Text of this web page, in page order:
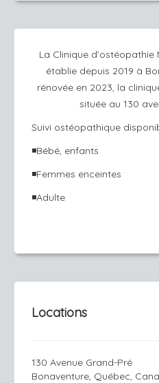
La Clinique d’ostéopathie
établie depuis 2019 à
rénovée en 2023, la
située au 130
Suivi ostéopathique
◾️Bébé, enfants
◾️Femmes enceintes
◾️Adulte
Locations
130 Avenue Grand-Pré
Bonaventure, Québec,